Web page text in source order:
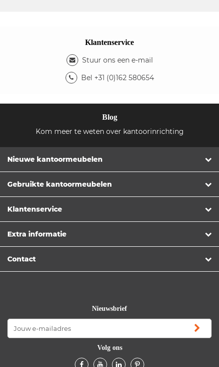
Klantenservice
Stuur ons een e-mail
Bel +31 (0)162 580654
Blog
Kom meer te weten over kantoorinrichting
Nieuwe kantoormeubelen
Gebruikte kantoormeubelen
Klantenservice
Extra informatie
Contact
Nieuwsbrief
Volg ons